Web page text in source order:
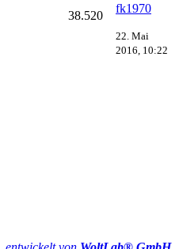
38.520
fk1970
22. Mai
2016, 10:22